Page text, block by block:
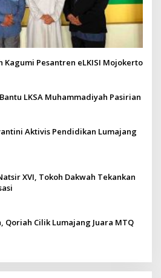
Kagumi Pesantren eLKISI Mojokerto
LKSA Muhammadiyah Pasirian
Aktivis Pendidikan Lumajang
XVI, Tokoh Dakwah Tekankan
Qoriah Cilik Lumajang Juara MTQ